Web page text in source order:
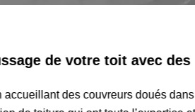
de votre toit avec des
des couvreurs doués dans leur